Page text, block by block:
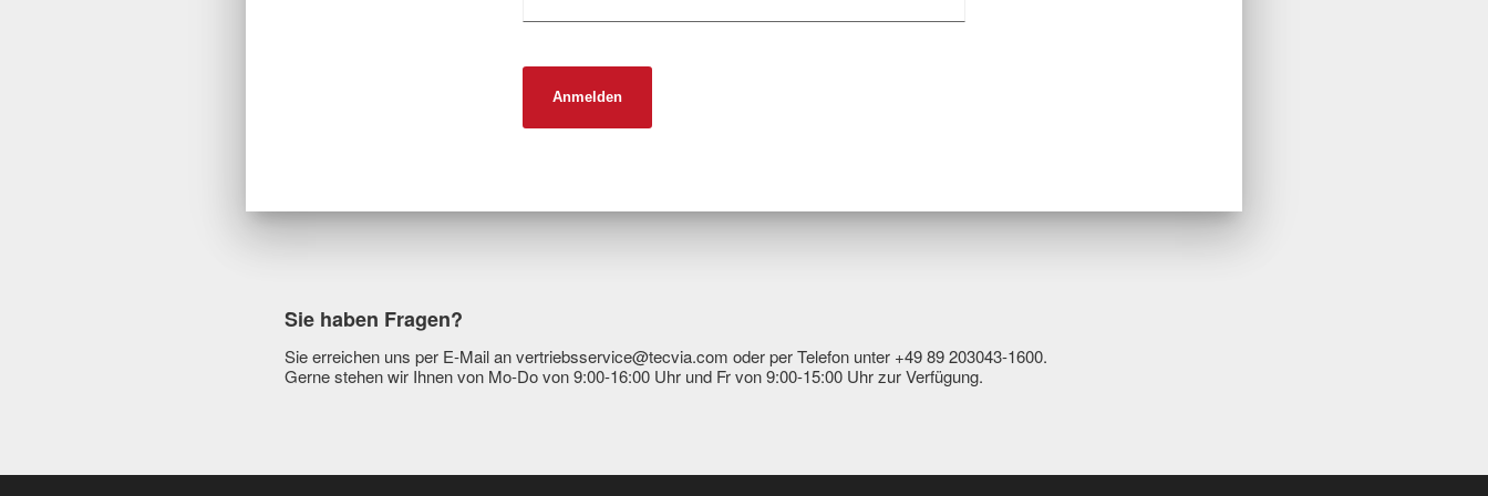
Sie haben Fragen?
Sie erreichen uns per E-Mail an vertriebsservice@tecvia.com oder per Telefon unter +49 89 203043-1600.
Gerne stehen wir Ihnen von Mo-Do von 9:00-16:00 Uhr und Fr von 9:00-15:00 Uhr zur Verfügung.